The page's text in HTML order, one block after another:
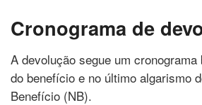
Cronograma de
A devolução segue um
do benefício e no último algarismo
Benefício (NB).